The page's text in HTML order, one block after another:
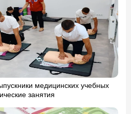
медицинских учебных
занятия